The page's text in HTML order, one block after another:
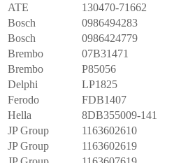
ATE
130470-71662
Bosch
0986494283
Bosch
0986424779
Brembo
07B31471
Brembo
P85056
Delphi
LP1825
Ferodo
FDB1407
Hella
8DB355009-141
JP Group
1163602610
JP Group
1163602619